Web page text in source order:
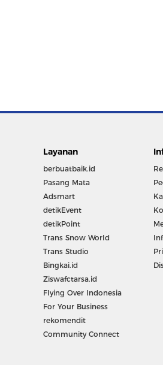
Layanan
berbuatbaik.id
Pasang Mata
Adsmart
detikEvent
detikPoint
Trans Snow World
Trans Studio
Bingkai.id
Ziswafctarsa.id
Flying Over Indonesia
For Your Business
rekomendit
Community Connect